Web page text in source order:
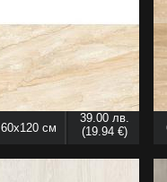
60x120 см
39.00 лв.
(19.94 €)